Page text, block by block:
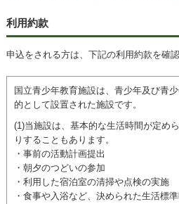
利用約款
申込をされる方は、下記の利用約款を確
国立青少年教育施設は、青少年及び青
的として設置された施設です。
(1)当施設は、基本的な生活時間が定め
りすることもあります。
・事前の活動計画提出
・朝夕のつどいの参加
・利用した宿泊室の清掃や点検の実施
・食事や入浴など、決められた生活標